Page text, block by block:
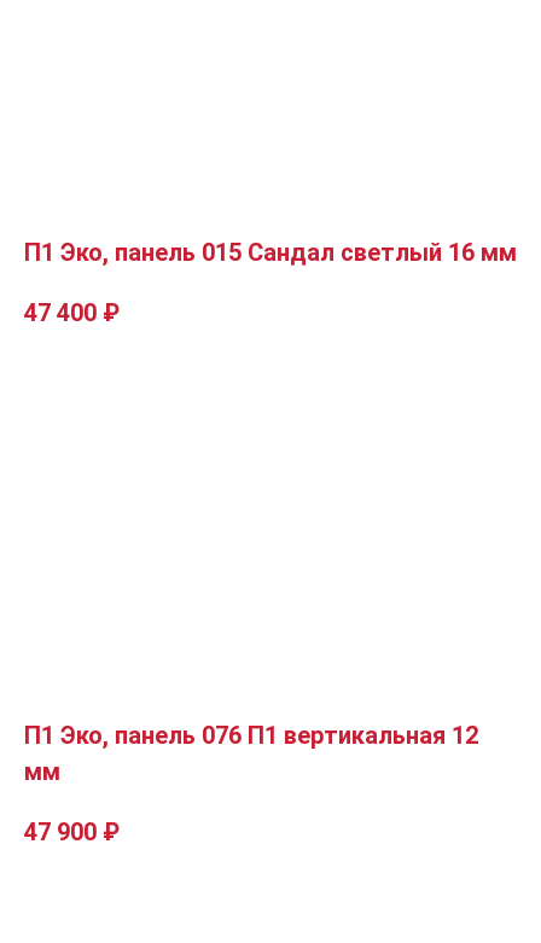
П1 Эко, панель 015 Сандал светлый 16 мм
47 400 ₽
П1 Эко, панель 076 П1 вертикальная 12
мм
47 900 ₽